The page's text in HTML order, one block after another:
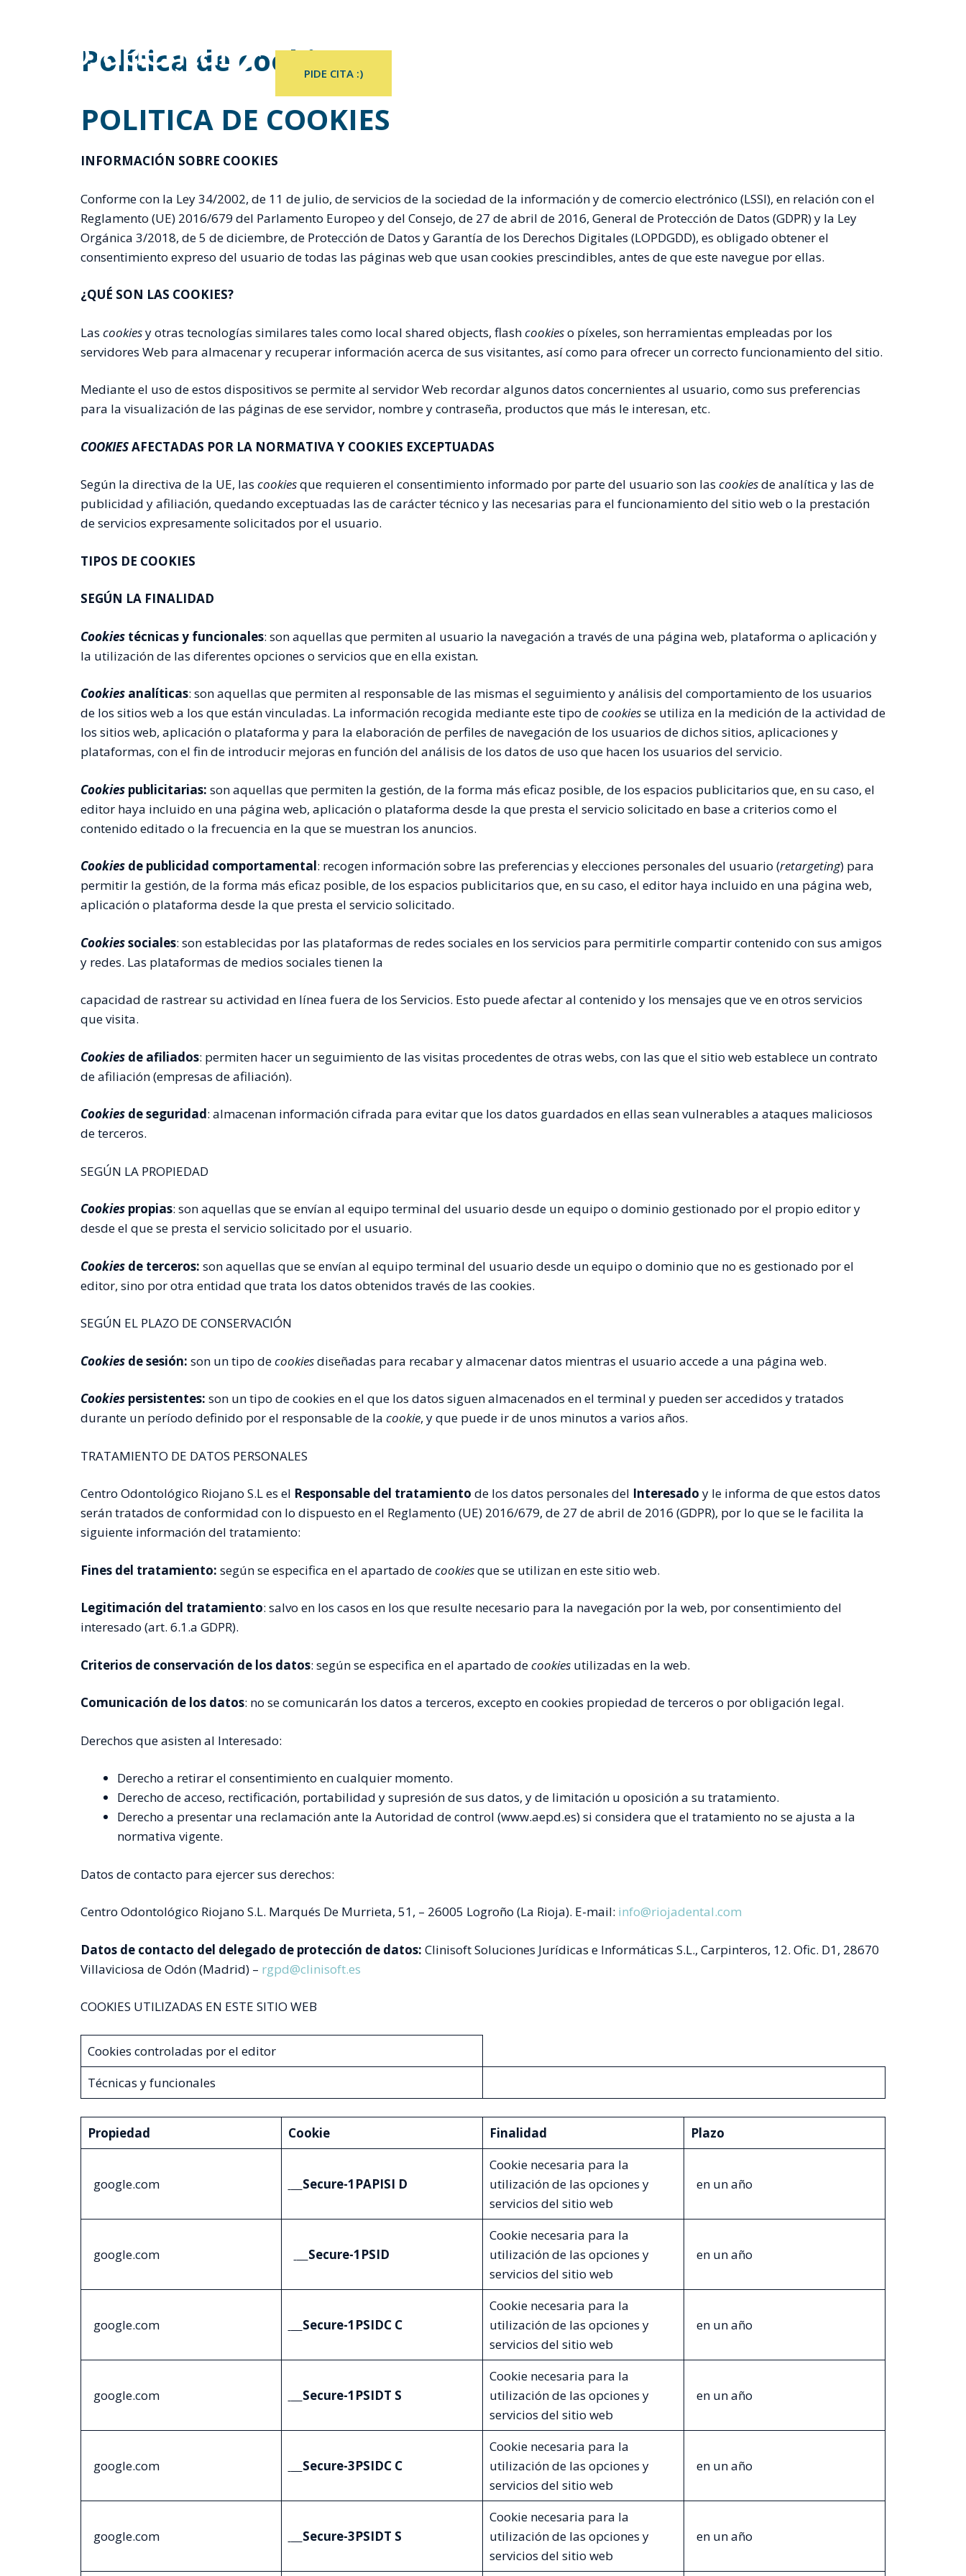
PIDE CITA :)
Política de cookies
POLITICA DE COOKIES
INFORMACIÓN SOBRE COOKIES
Conforme con la Ley 34/2002, de 11 de julio, de servicios de la sociedad de la información y de comercio electrónico (LSSI), en relación con el
Reglamento (UE) 2016/679 del Parlamento Europeo y del Consejo, de 27 de abril de 2016, General de Protección de Datos (GDPR) y la Ley
Orgánica 3/2018, de 5 de diciembre, de Protección de Datos y Garantía de los Derechos Digitales (LOPDGDD), es obligado obtener el
consentimiento expreso del usuario de todas las páginas web que usan cookies prescindibles, antes de que este navegue por ellas.
¿QUÉ SON LAS COOKIES?
Las cookiesy otras tecnologías similares tales como local shared objects, flashcookieso píxeles, son herramientas empleadas por los
servidores Web para almacenar y recuperar información acerca de sus visitantes, así como para ofrecer un correcto funcionamiento del sitio.
Mediante el uso de estos dispositivos se permite al servidor Web recordar algunos datos concernientes al usuario, como sus preferencias
para la visualización de las páginas de ese servidor, nombre y contraseña, productos que más le interesan, etc.
COOKIESAFECTADAS POR LA NORMATIVA Y COOKIES EXCEPTUADAS
Según la directiva de la UE, las cookiesque requieren el consentimiento informado por parte del usuario son las cookiesde analítica y las de
publicidad y afiliación, quedando exceptuadas las de carácter técnico y las necesarias para el funcionamiento del sitio web o la prestación
de servicios expresamente solicitados por el usuario.
TIPOS DE COOKIES
SEGÚN LA FINALIDAD
Cookies técnicas y funcionales: son aquellas que permiten al usuario la navegación a través de una página web, plataforma o aplicación y
la utilización de las diferentes opciones o servicios que en ella existan.
Cookies analíticas: son aquellas que permiten al responsable de las mismas el seguimiento y análisis del comportamiento de los usuarios
de los sitios web a los que están vinculadas. La información recogida mediante este tipo decookiesse utiliza en la medición de la actividad de
los sitios web, aplicación o plataforma y para la elaboración de perfiles de navegación de los usuarios de dichos sitios, aplicaciones y
plataformas, con el fin de introducir mejoras en función del análisis de los datos de uso que hacen los usuarios del servicio.
Cookies publicitarias: son aquellas que permiten la gestión, de la forma más eficaz posible, de los espacios publicitarios que, en su caso, el
editor haya incluido en una página web, aplicación o plataforma desde la que presta el servicio solicitado en base a criterios como el
contenido editado o la frecuencia en la que se muestran los anuncios.
Cookies de publicidad comportamental: recogen información sobre las preferencias y elecciones personales del usuario (retargeting) para
permitir la gestión, de la forma más eficaz posible, de los espacios publicitarios que, en su caso, el editor haya incluido en una página web,
aplicación o plataforma desde la que presta el servicio solicitado.
Cookiessociales: son establecidas por las plataformas de redes sociales en los servicios para permitirle compartir contenido con sus amigos
y redes. Las plataformas de medios sociales tienen la
capacidad de rastrear su actividad en línea fuera de los Servicios. Esto puede afectar al contenido y los mensajes que ve en otros servicios
que visita.
Cookies de afiliados: permiten hacer un seguimiento de las visitas procedentes de otras webs, con las que el sitio web establece un contrato
de afiliación (empresas de afiliación).
Cookies de seguridad: almacenan información cifrada para evitar que los datos guardados en ellas sean vulnerables a ataques maliciosos
de terceros.
SEGÚN LA PROPIEDAD
Cookies propias: son aquellas que se envían al equipo terminal del usuario desde un equipo o dominio gestionado por el propio editor y
desde el que se presta el servicio solicitado por el usuario.
Cookies de terceros: son aquellas que se envían al equipo terminal del usuario desde un equipo o dominio que no es gestionado por el
editor, sino por otra entidad que trata los datos obtenidos través de las cookies.
SEGÚN EL PLAZO DE CONSERVACIÓN
Cookies de sesión: son un tipo decookiesdiseñadas para recabar y almacenar datos mientras el usuario accede a una página web.
Cookies persistentes: son un tipo de cookies en el que los datos siguen almacenados en el terminal y pueden ser accedidos y tratados
durante un período definido por el responsable de la cookie, y que puede ir de unos minutos a varios años.
TRATAMIENTO DE DATOS PERSONALES
Centro Odontológico Riojano S.L es el Responsable del tratamiento de los datos personales del Interesado y le informa de que estos datos
serán tratados de conformidad con lo dispuesto en el Reglamento (UE) 2016/679, de 27 de abril de 2016 (GDPR), por lo que se le facilita la
siguiente información del tratamiento:
Fines del tratamiento: según se especifica en el apartado decookiesque se utilizan en este sitio web.
Legitimación del tratamiento: salvo en los casos en los que resulte necesario para la navegación por la web, por consentimiento del
interesado (art. 6.1.a GDPR).
Criterios de conservación de los datos: según se especifica en el apartado decookies utilizadas en la web.
Comunicación de los datos: no se comunicarán los datos a terceros, excepto en cookies propiedad de terceros o por obligación legal.
Derechos que asisten al Interesado:
Derecho a retirar el consentimiento en cualquier momento.
Derecho de acceso, rectificación, portabilidad y supresión de sus datos, y de limitación u oposición a su tratamiento.
Derecho a presentar una reclamación ante la Autoridad de control (www.aepd.es) si considera que el tratamiento no se ajusta a la
normativa vigente.
Datos de contacto para ejercer sus derechos:
Centro Odontológico Riojano S.L. Marqués De Murrieta, 51, – 26005 Logroño (La Rioja). E-mail: info@riojadental.com
Datos de contacto del delegado de protección de datos: Clinisoft Soluciones Jurídicas e Informáticas S.L., Carpinteros, 12. Ofic. D1, 28670
Villaviciosa de Odón (Madrid) – rgpd@clinisoft.es
COOKIES UTILIZADAS EN ESTE SITIO WEB
Cookies controladas por el editor
Técnicas y funcionales
Propiedad Cookie Finalidad Plazo
google.com Secure-1PAPISI D
Cookie necesaria para la
utilización de las opciones y
servicios del sitio web
en un año
google.com Secure-1PSID
Cookie necesaria para la
utilización de las opciones y
servicios del sitio web
en un año
google.com Secure-1PSIDC C
Cookie necesaria para la
utilización de las opciones y
servicios del sitio web
en un año
google.com Secure-1PSIDT S
Cookie necesaria para la
utilización de las opciones y
servicios del sitio web
en un año
google.com Secure-3PSIDC C
Cookie necesaria para la
utilización de las opciones y
servicios del sitio web
en un año
google.com Secure-3PSIDT S
Cookie necesaria para la
utilización de las opciones y
servicios del sitio web
en un año